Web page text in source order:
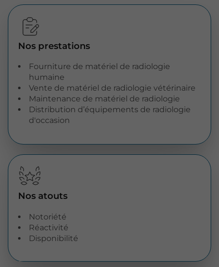
Nos prestations
Fourniture de matériel de radiologie
humaine
Vente de matériel de radiologie vétérinaire
Maintenance de matériel de radiologie
Distribution d’équipements de radiologie
d'occasion
Nos atouts
Notoriété
Réactivité
Disponibilité